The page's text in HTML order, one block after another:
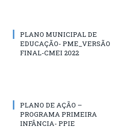
PLANO MUNICIPAL DE
EDUCAÇÃO- PME_VERSÃO
FINAL-CMEI 2022
PLANO DE AÇÃO –
PROGRAMA PRIMEIRA
INFÂNCIA- PPIE